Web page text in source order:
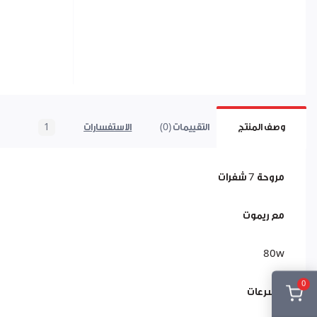
0
وصف المنتج التقييمات (0) الاستفسارات 1
مروحة 7 شفرات
مع ريموت
80w